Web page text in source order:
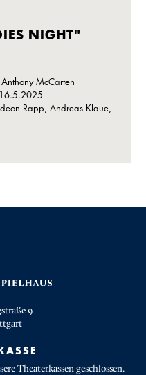
NIGHT"
McCarten
Rapp, Andreas Klaue,
9
Theaterkassen geschlossen.